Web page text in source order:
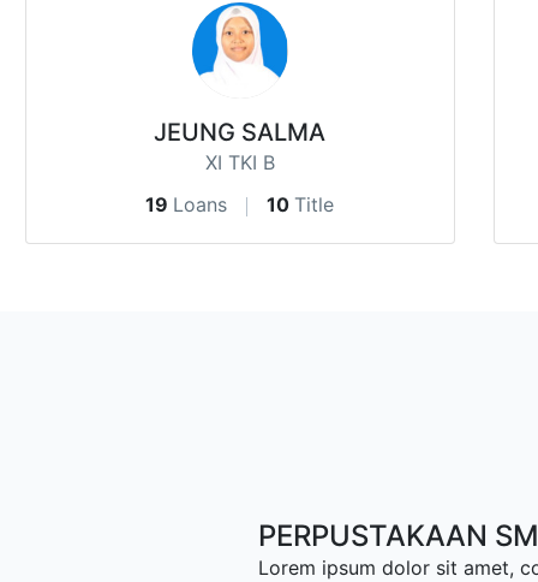
JEUNG SALMA
XI TKI B
19 Loans 10 Title
PERPUSTAKAAN
Lorem ipsum dolor sit amet,